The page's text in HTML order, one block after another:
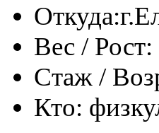
Откуда:
Вес / Рост:
Стаж /
Кто: